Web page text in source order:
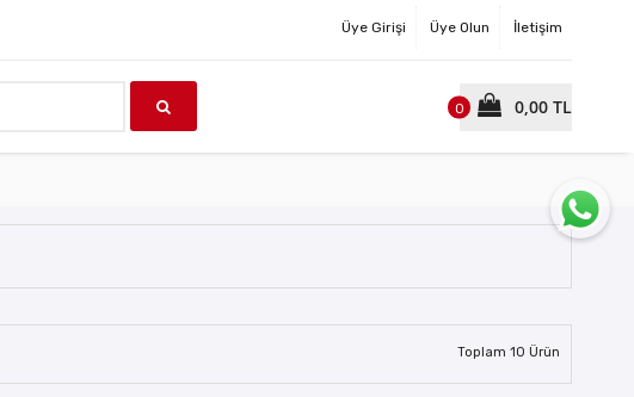
Üye Girişi Üye Olun İletişim
0,00 TL
0
Toplam 10 Ürün